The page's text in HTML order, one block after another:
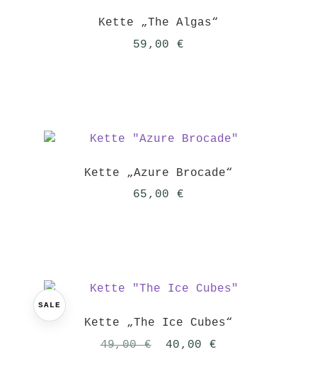
Kette „The Algas“
59,00 €
Kette „Azure Brocade“
65,00 €
SALE
Kette „The Ice Cubes“
49,00€
Ursprünglicher
40,00 €